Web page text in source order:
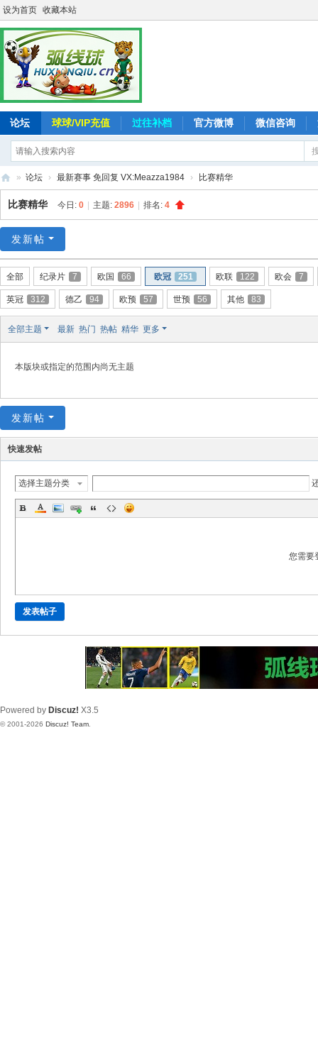
设为首页 收藏本站
论坛 球球/VIP充值 过往补档 官方微博 微信咨询
弧
线
-
追
求
致
» 论坛 › 最新赛事 免回复 VX:Meazza1984 › 比赛精华
比赛精华 今日: 0 主题: 2896 排名: 4
发新帖
全部 纪录片 7 欧国 66 欧冠 251 欧联 122 欧会 7
英冠 312 德乙 94 欧预 57 世预 56 其他 83
全部主题 最新 热门 热帖 精华 更多
本版块或指定的范围内尚无主题
发新帖
快速发帖
选择主题分类
您需要
发表帖子
Powered by Discuz! X3.5
© 2001-2026 Discuz! Team